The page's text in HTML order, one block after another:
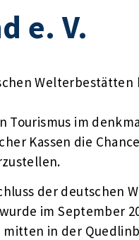
e. V.
im
Kassen die
der
im September
mitten in der